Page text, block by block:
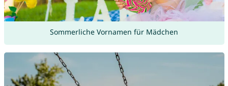
Sommerliche Vornamen für Mädchen